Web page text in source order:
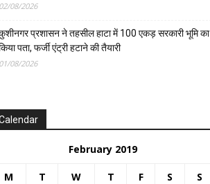
02/08/2026
प्रशासन ने तहसील हाटा में 100 एकड़ सरकारी भूमि का
पता, फर्जी एंट्री हटाने की तैयारी
01/08/2026
February 2019
M T W T F S S